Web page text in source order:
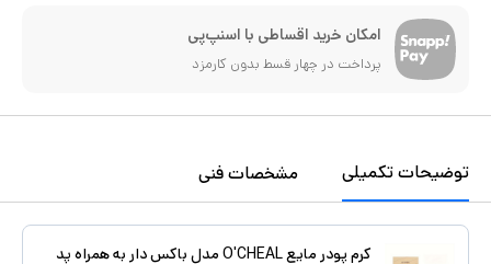
امکان خرید اقساطی با اسنپ‌پی
پرداخت در چهار قسط بدون کارمزد
توضیحات تکمیلی مشخصات فنی
کرم پودر مایع O'CHEAL مدل باکس دار به همراه پد